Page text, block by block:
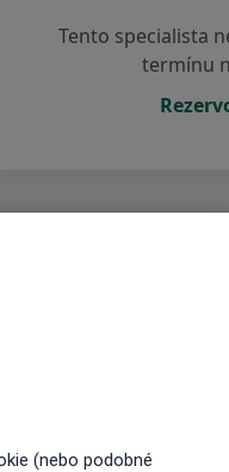
Tento specialista
termínu
(nebo podobné